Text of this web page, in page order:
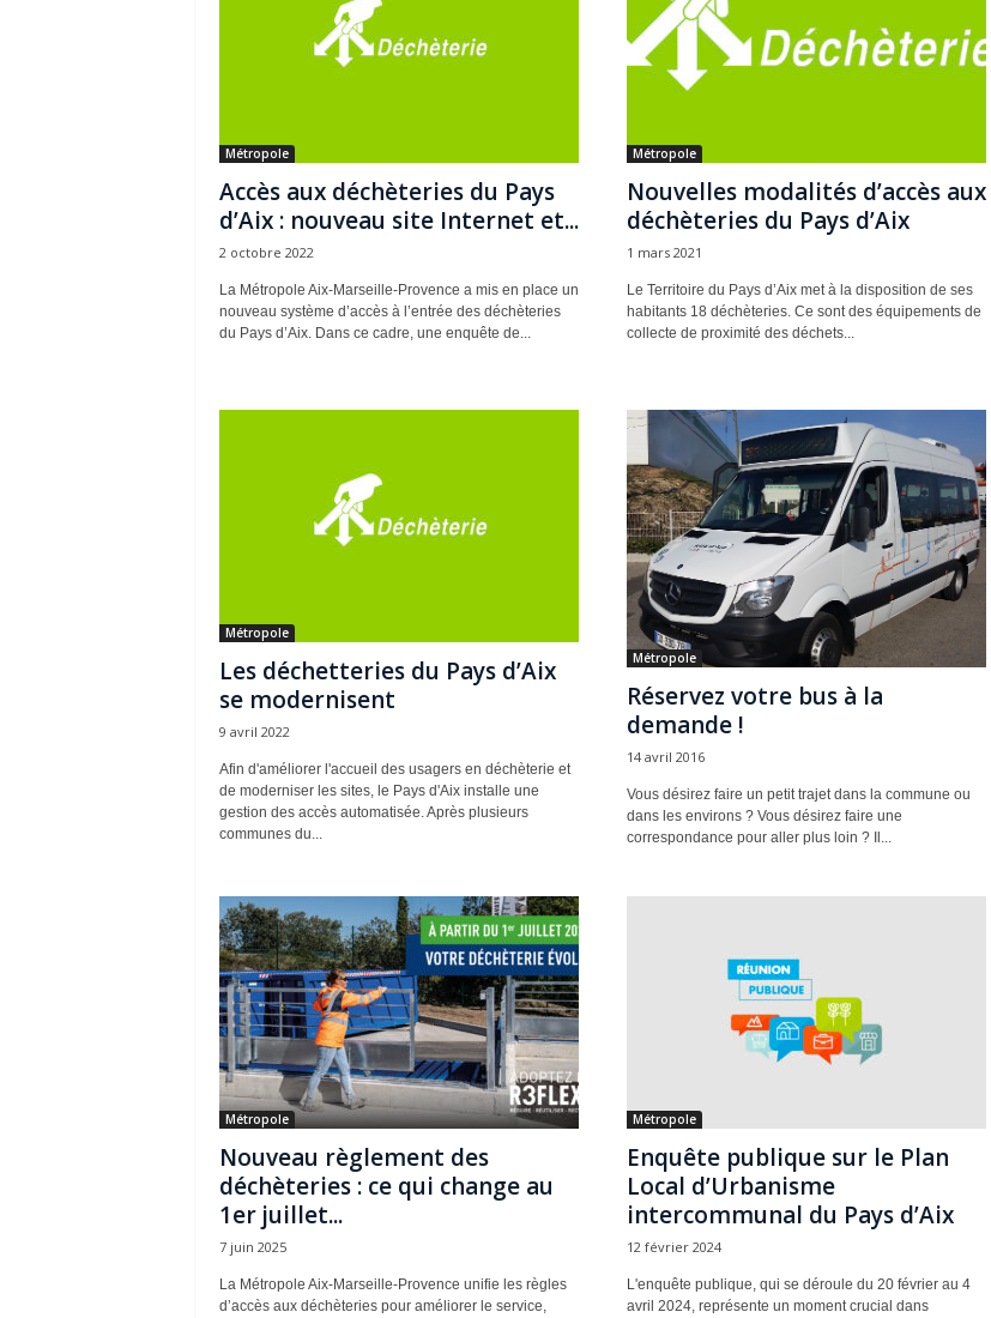
Métropole
Accès aux déchèteries du Pays
d’Aix : nouveau site Internet et...
2 octobre 2022
La Métropole Aix-Marseille-Provence a mis en place un
nouveau système d’accès à l’entrée des déchèteries
du Pays d’Aix. Dans ce cadre, une enquête de...
Métropole
Nouvelles modalités d’accès aux
déchèteries du Pays d’Aix
1 mars 2021
Le Territoire du Pays d’Aix met à la disposition de ses
habitants 18 déchèteries. Ce sont des équipements de
collecte de proximité des déchets...
Métropole
Les déchetteries du Pays d’Aix
se modernisent
9 avril 2022
Afin d'améliorer l'accueil des usagers en déchèterie et
de moderniser les sites, le Pays d'Aix installe une
gestion des accès automatisée. Après plusieurs
communes du...
Métropole
Réservez votre bus à la
demande !
14 avril 2016
Vous désirez faire un petit trajet dans la commune ou
dans les environs ? Vous désirez faire une
correspondance pour aller plus loin ? Il...
Métropole
Nouveau règlement des
déchèteries : ce qui change au
1er juillet...
7 juin 2025
La Métropole Aix-Marseille-Provence unifie les règles
d’accès aux déchèteries pour améliorer le service,
Métropole
Enquête publique sur le Plan
Local d’Urbanisme
intercommunal du Pays d’Aix
12 février 2024
L'enquête publique, qui se déroule du 20 février au 4
avril 2024, représente un moment crucial dans